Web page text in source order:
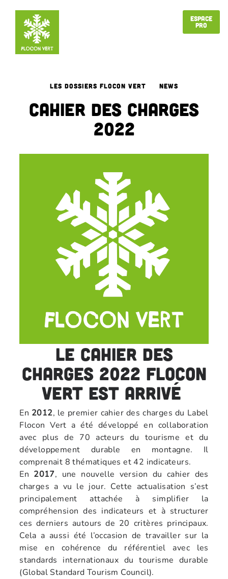
Espace
Pro
LES DOSSIERS FLOCON VERT NEWS
Cahier des charges
2022
Le cahier des
charges 2022 Flocon
Vert est arrivé
En 2012, le premier cahier des charges du Label
Flocon Vert a été développé en collaboration
avec plus de 70 acteurs du tourisme et du
développement durable en montagne. Il
comprenait 8 thématiques et 42 indicateurs.
En 2017, une nouvelle version du cahier des
charges a vu le jour. Cette actualisation s’est
principalement attachée à simplifier la
compréhension des indicateurs et à structurer
ces derniers autours de 20 critères principaux.
Cela a aussi été l’occasion de travailler sur la
mise en cohérence du référentiel avec les
standards internationaux du tourisme durable
(Global Standard Tourism Council).